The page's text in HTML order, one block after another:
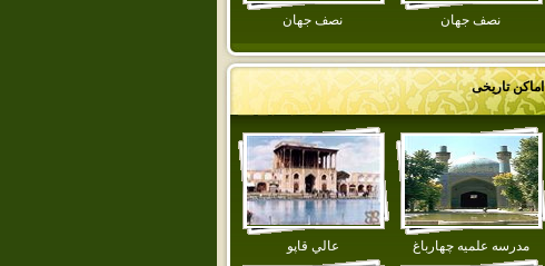
نصف جهان نصف جهان
اماکن تاریخی
مدرسه علميه چهارباغ عالي قاپو